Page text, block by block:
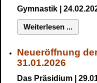
Gymnastik |
Weiterlesen ...
Neueröffnung
31.01.2026
Das Präsidium |